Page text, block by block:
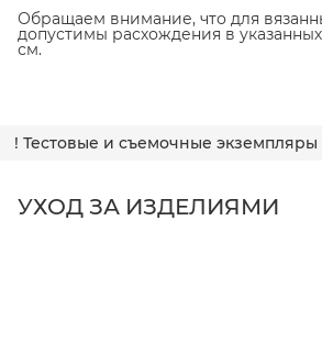
Обращаем внимание, что для
допустимы расхождения в
см.
УХОД ЗА ИЗДЕЛИЯМИ